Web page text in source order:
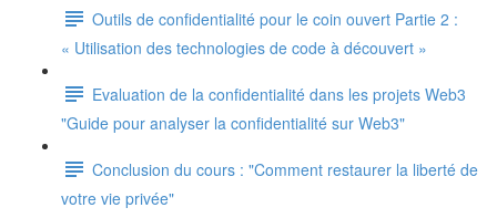
Outils de confidentialité pour le coin ouvert Partie 2 :
« Utilisation des technologies de code à découvert »
Evaluation de la confidentialité dans les projets Web3
"Guide pour analyser la confidentialité sur Web3"
Conclusion du cours : "Comment restaurer la liberté de
votre vie privée"